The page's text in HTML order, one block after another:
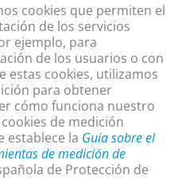
cookies que permiten el
de los servicios
ejemplo, para
de los usuarios o con
estas cookies, utilizamos
para obtener
cómo funciona nuestro
de medición
establece la Guía sobre el
de medición de
de Protección de